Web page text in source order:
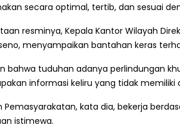
secara optimal, tertib, dan sesuai
resminya, Kepala Kantor Wilayah
menyampaikan bantahan keras
bahwa tuduhan adanya perlindungan
informasi keliru yang tidak memiliki
Pemasyarakatan, kata dia, bekerja
istimewa.